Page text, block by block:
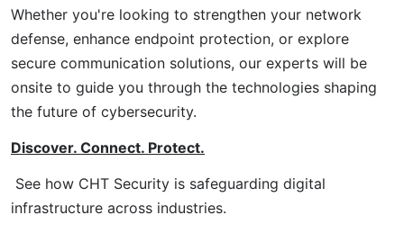
Whether you're looking to strengthen your network
defense, enhance endpoint protection, or explore
secure communication solutions, our experts will be
onsite to guide you through the technologies shaping
the future of cybersecurity.
Discover. Connect. Protect.
See how CHT Security is safeguarding digital
infrastructure across industries.